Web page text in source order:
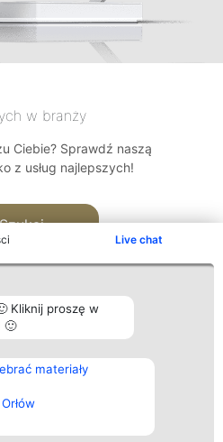
Live chat
Kliknij proszę w
🙂
materiały
w branży
Ciebie? Sprawdź naszą
z usług najlepszych!
Szukaj
Kontakt
Kontakt